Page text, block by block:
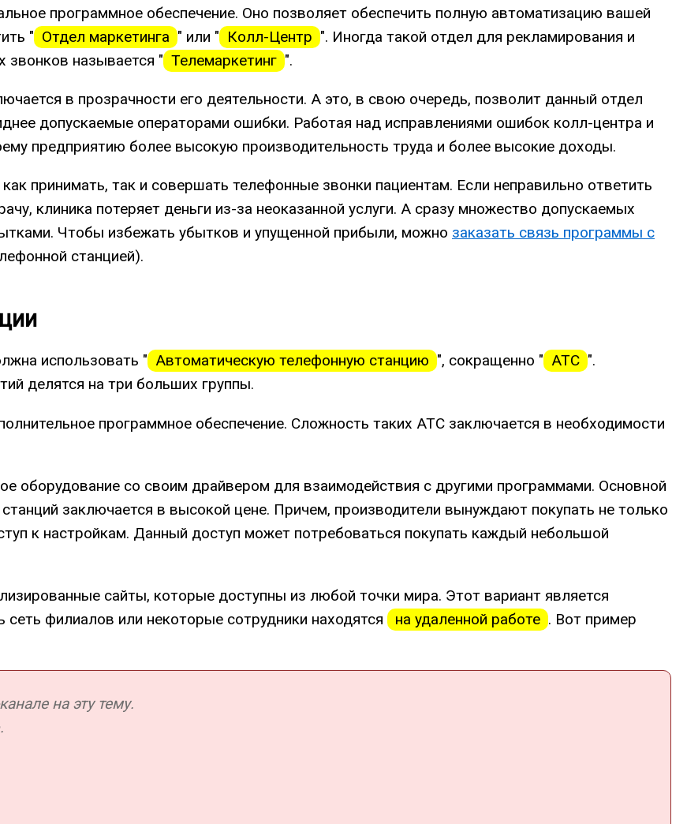
программное обеспечение. Оно позволяет обеспечить полную автоматизацию вашей
" Отдел маркетинга " или " Колл-Центр ". Иногда такой отдел для рекламирования и
звонков называется " Телемаркетинг ".
в прозрачности его деятельности. А это, в свою очередь, позволит данный отдел
допускаемые операторами ошибки. Работая над исправлениями ошибок колл-центра и
предприятию более высокую производительность труда и более высокие доходы.
принимать, так и совершать телефонные звонки пациентам. Если неправильно ответить
клиника потеряет деньги из-за неоказанной услуги. А сразу множество допускаемых
Чтобы избежать убытков и упущенной прибыли, можно заказать связь программы с
станцией).
использовать " Автоматическую телефонную станцию ", сокращенно " АТС ".
делятся на три больших группы.
программное обеспечение. Сложность таких АТС заключается в необходимости
оборудование со своим драйвером для взаимодействия с другими программами. Основной
заключается в высокой цене. Причем, производители вынуждают покупать не только
к настройкам. Данный доступ может потребоваться покупать каждый небольшой
сайты, которые доступны из любой точки мира. Этот вариант является
филиалов или некоторые сотрудники находятся
на удаленной работе . Вот пример
на эту тему.